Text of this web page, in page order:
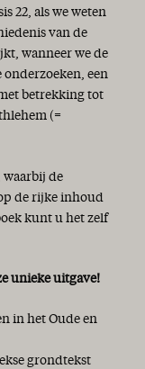
22, als we weten
van de
wanneer we de
onderzoeken, een
betrekking tot
(=
waarbij de
de rijke inhoud
kunt u het zelf
unieke uitgave!
in het Oude en
grondtekst